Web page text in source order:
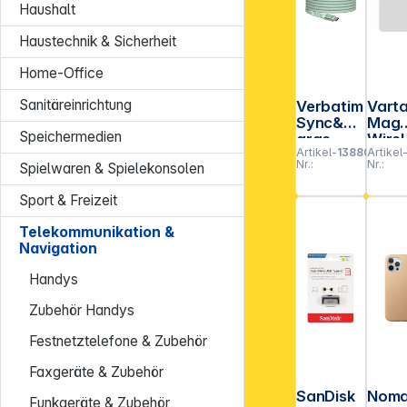
Haushalt
Haustechnik & Sicherheit
Home-Office
Sanitäreinrichtung
Speichermedien
Spielwaren & Spielekonsolen
Sport & Freizeit
Telekommunikation &
Navigation
Handys
Zubehör Handys
Festnetztelefone & Zubehör
Faxgeräte & Zubehör
Funkgeräte & Zubehör
Verbatim
Sync&Ch
arge
100W
120cm
C/USB-C
31855
Artikel-
Nr.:
138800
Varta
Mag
Bank
h
Artikel-
Nr.:
SanDisk